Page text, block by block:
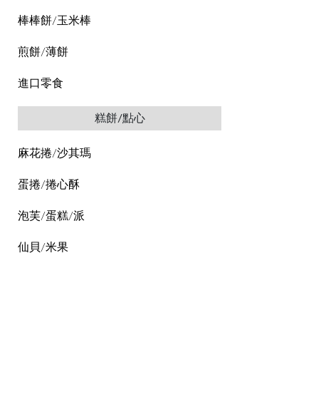
棒棒餅/玉米棒
煎餅/薄餅
進口零食
糕餅/點心
麻花捲/沙其瑪
蛋捲/捲心酥
泡芙/蛋糕/派
仙貝/米果